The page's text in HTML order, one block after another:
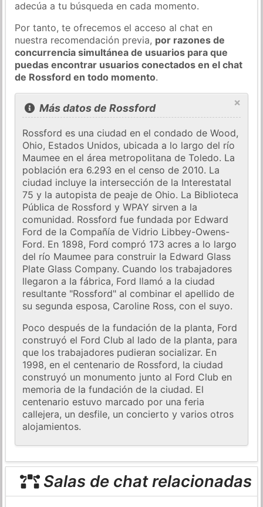
adecúa a tu búsqueda en cada momento.
Por tanto, te ofrecemos el acceso al chat en
nuestra recomendación previa, por razones de
concurrencia simultánea de usuarios para que
puedas encontrar usuarios conectados en el chat
de Rossford en todo momento.
×
Más datos de Rossford
Rossford es una ciudad en el condado de Wood,
Ohio, Estados Unidos, ubicada a lo largo del río
Maumee en el área metropolitana de Toledo. La
población era 6.293 en el censo de 2010. La
ciudad incluye la intersección de la Interestatal
75 y la autopista de peaje de Ohio. La Biblioteca
Pública de Rossford y WPAY sirven a la
comunidad. Rossford fue fundada por Edward
Ford de la Compañía de Vidrio Libbey-Owens-
Ford. En 1898, Ford compró 173 acres a lo largo
del río Maumee para construir la Edward Glass
Plate Glass Company. Cuando los trabajadores
llegaron a la fábrica, Ford llamó a la ciudad
resultante "Rossford" al combinar el apellido de
su segunda esposa, Caroline Ross, con el suyo.
Poco después de la fundación de la planta, Ford
construyó el Ford Club al lado de la planta, para
que los trabajadores pudieran socializar. En
1998, en el centenario de Rossford, la ciudad
construyó un monumento junto al Ford Club en
memoria de la fundación de la ciudad. El
centenario estuvo marcado por una feria
callejera, un desfile, un concierto y varios otros
alojamientos.
Salas de chat relacionadas